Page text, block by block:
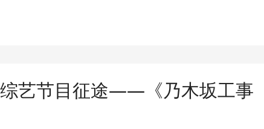
艺节目征途——《乃木坂工事